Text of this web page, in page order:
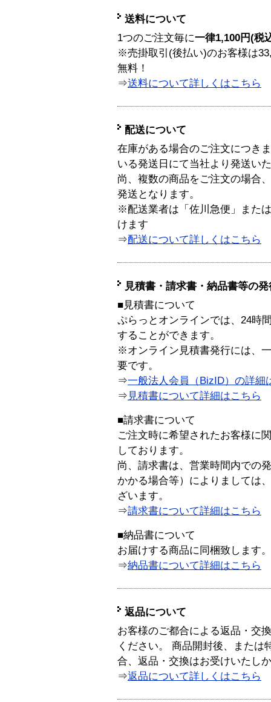
送料について
1つのご注文毎に一律1,100円(税
※売掛取引(後払い)のお客様は
無料！
⇒送料について詳しくはこちら
配送について
在庫がある場合のご注文につき
いる発送日にて当社より発送い
尚、複数の商品をご注文の場合
発送となります。
※配送業者は「佐川急便」また
けます
⇒配送について詳しくはこちら
見積書・請求書・納品書等の
■見積書について
ぷらっとオンラインでは、24時
することができます。
※オンライン見積書発行には、
要です。
⇒一般法人会員（BizID）の詳細
⇒ 見積書について詳細はこちら
■請求書について
ご注文時に希望されたお客様に
しております。
尚、請求書は、営業時間内での
かかる場合等）によりましては
ざいます。
⇒請求書について詳細はこちら
■納品書について
お届けする商品に同梱致します。
⇒納品書について詳細はこちら
返品について
お客様のご都合による返品・交
ください。 商品開封後、または
合、返品・交換はお受けいたし
⇒返品について詳しくはこちら